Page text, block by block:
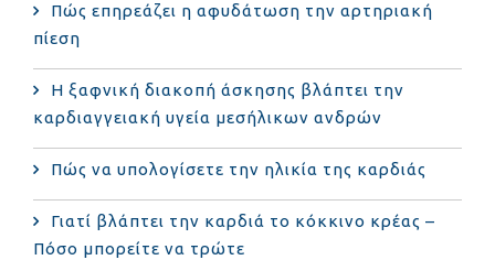
Πώς επηρεάζει η αφυδάτωση την αρτηριακή
πίεση
Η ξαφνική διακοπή άσκησης βλάπτει την
καρδιαγγειακή υγεία μεσήλικων ανδρών
Πώς να υπολογίσετε την ηλικία της καρδιάς
Γιατί βλάπτει την καρδιά το κόκκινο κρέας –
Πόσο μπορείτε να τρώτε